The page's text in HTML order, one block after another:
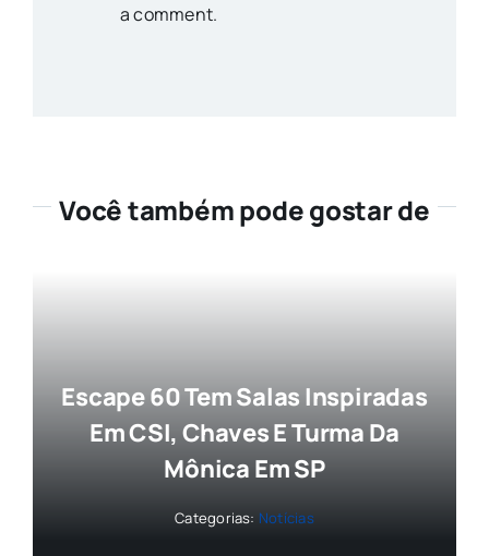
a comment.
Você também pode gostar de
Escape 60 Tem Salas Inspiradas
Em CSI, Chaves E Turma Da
Mônica Em SP
Categorias: Notícias